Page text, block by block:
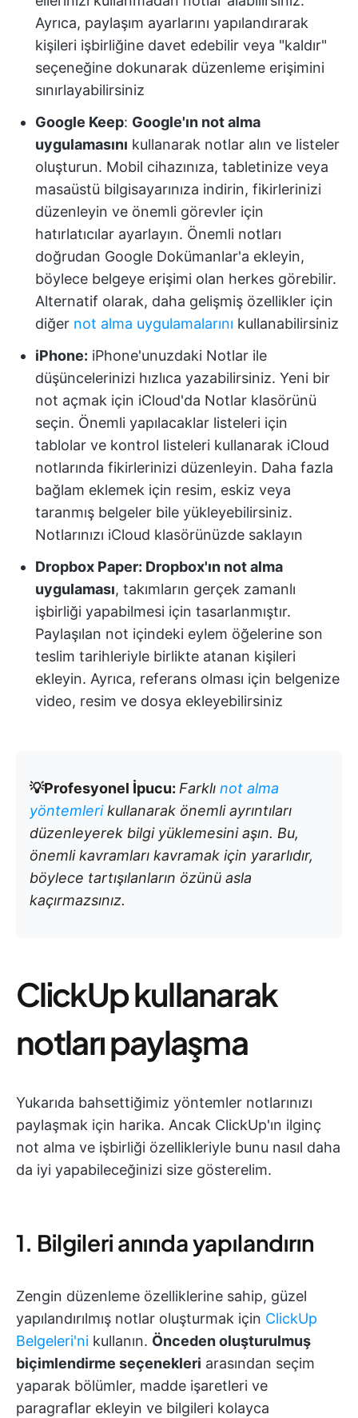
Ayrıca, paylaşım ayarlarını yapılandırarak
kişileri işbirliğine davet edebilir veya "kaldır"
seçeneğine dokunarak düzenleme erişimini
sınırlayabilirsiniz
Google Keep: Google'ın not alma
uygulamasını kullanarak notlar alın ve listeler
oluşturun. Mobil cihazınıza, tabletinize veya
masaüstü bilgisayarınıza indirin, fikirlerinizi
düzenleyin ve önemli görevler için
hatırlatıcılar ayarlayın. Önemli notları
doğrudan Google Dokümanlar'a ekleyin,
böylece belgeye erişimi olan herkes görebilir.
Alternatif olarak, daha gelişmiş özellikler için
diğer not alma uygulamalarını kullanabilirsiniz
iPhone: iPhone'unuzdaki Notlar ile
düşüncelerinizi hızlıca yazabilirsiniz. Yeni bir
not açmak için iCloud'da Notlar klasörünü
seçin. Önemli yapılacaklar listeleri için
tablolar ve kontrol listeleri kullanarak iCloud
notlarında fikirlerinizi düzenleyin. Daha fazla
bağlam eklemek için resim, eskiz veya
taranmış belgeler bile yükleyebilirsiniz.
Notlarınızı iCloud klasörünüzde saklayın
Dropbox Paper: Dropbox'ın not alma
uygulaması, takımların gerçek zamanlı
işbirliği yapabilmesi için tasarlanmıştır.
Paylaşılan not içindeki eylem öğelerine son
teslim tarihleriyle birlikte atanan kişileri
ekleyin. Ayrıca, referans olması için belgenize
video, resim ve dosya ekleyebilirsiniz
💡Profesyonel İpucu: Farklı not alma
yöntemleri kullanarak önemli ayrıntıları
düzenleyerek bilgi yüklemesini aşın. Bu,
önemli kavramları kavramak için yararlıdır,
böylece tartışılanların özünü asla
kaçırmazsınız.
ClickUp kullanarak
notları paylaşma
Yukarıda bahsettiğimiz yöntemler notlarınızı
paylaşmak için harika. Ancak ClickUp'ın ilginç
not alma ve işbirliği özellikleriyle bunu nasıl daha
da iyi yapabileceğinizi size gösterelim.
1. Bilgileri anında yapılandırın
Zengin düzenleme özelliklerine sahip, güzel
yapılandırılmış notlar oluşturmak için ClickUp
Belgeleri'ni kullanın. Önceden oluşturulmuş
biçimlendirme seçenekleri arasından seçim
yaparak bölümler, madde işaretleri ve
paragraflar ekleyin ve bilgileri kolayca